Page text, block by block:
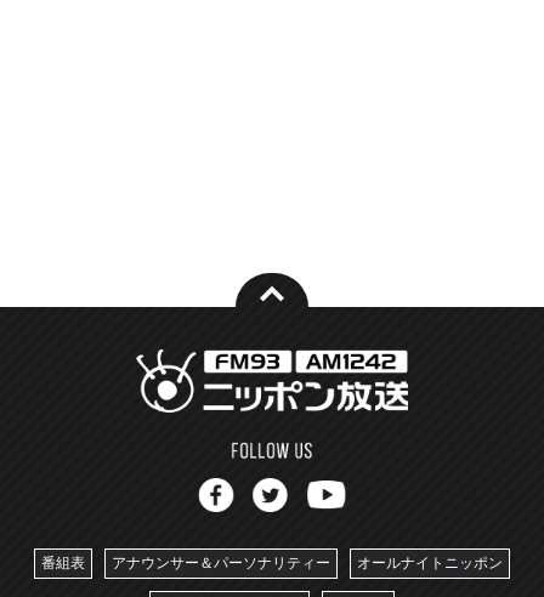
番組表 アナウンサー＆パーソナリティー オールナイトニッポン